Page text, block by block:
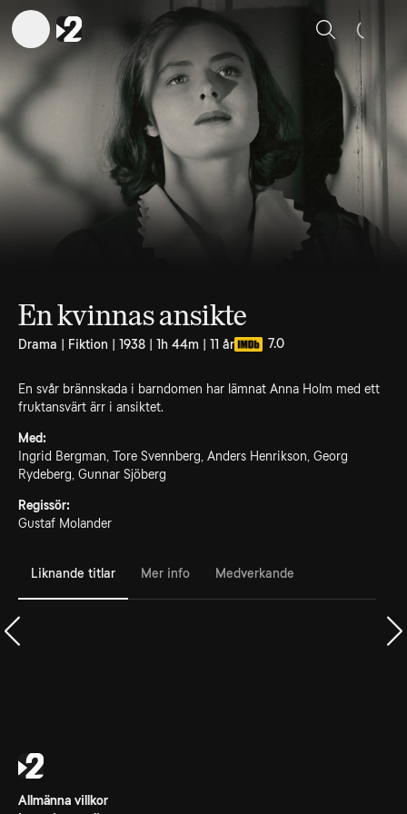
Sök
En kvinnas ansikte
Drama | Fiktion | 1938 | 1h 44m | 11 år 7.0
En svår brännskada i barndomen har lämnat Anna Holm med ett
fruktansvärt ärr i ansiktet.
Med:
Ingrid Bergman, Tore Svennberg, Anders Henrikson, Georg
Rydeberg, Gunnar Sjöberg
Regissör:
Gustaf Molander
Liknande titlar Mer info Medverkande
Allmänna villkor